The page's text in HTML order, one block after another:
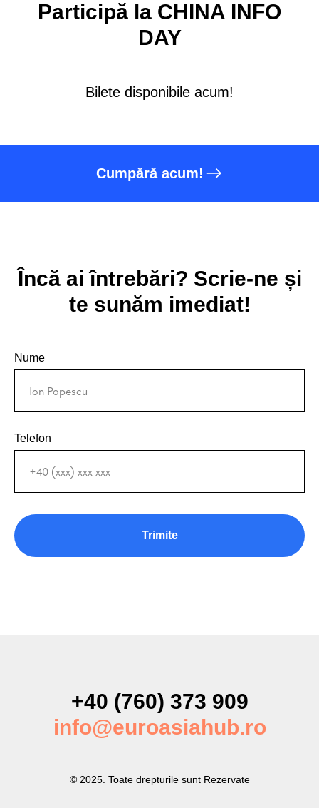
Participă la CHINA INFO
DAY
Bilete disponibile acum!
Cumpără acum!
Încă ai întrebări? Scrie-ne și
te sunăm imediat!
Nume
Telefon
Trimite
+40 (760) 373 909
info@euroasiahub.ro
© 2025. Toate drepturile sunt Rezervate